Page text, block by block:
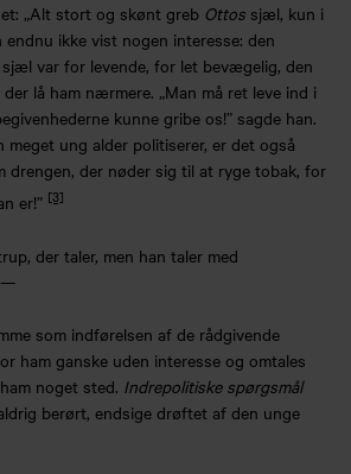
„Alt stort og skønt greb Ottos sjæl, kun i
ikke vist nogen interesse: den
sjæl var for levende, for let bevægelig, den
lå ham nærmere. „Man må ret leve ind i
kunne gribe os!” sagde han.
meget ung alder politiserer, er det også
drengen, der nøder sig til at ryge tobak, for
er!” [3]
der taler, men han taler med
—
som indførelsen af de rådgivende
ham ganske uden interesse og omtales
noget sted. Indrepolitiske spørgsmål
berørt, endsige drøftet af den unge